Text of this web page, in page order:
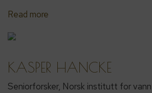
Read more
KASPER HANCKE
Seniorforsker, Norsk institutt for